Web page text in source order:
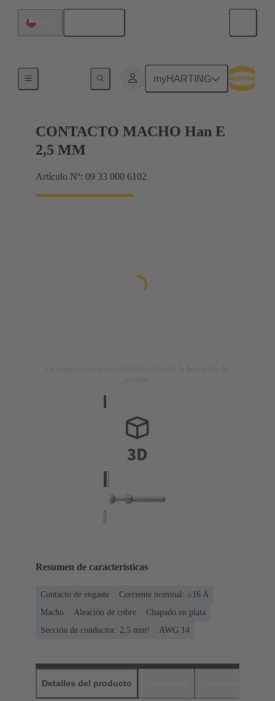
myHARTING
CONTACTO MACHO Han E
2,5 MM
Artículo Nº: 09 33 000 6102
Resumen de características
Contacto de engaste
Corriente nominal: ≤16 A
Macho
Aleación de cobre
Chapado en plata
Sección de conductor: 2,5 mm²
AWG 14
Detalles del producto